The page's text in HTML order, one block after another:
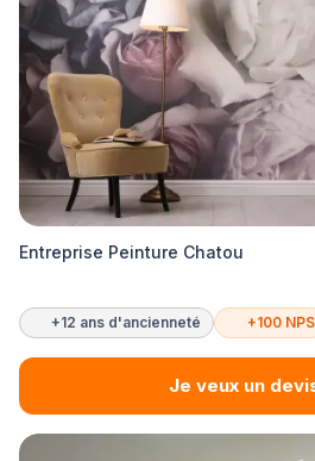
Entreprise Peinture Chatou
+12 ans d'ancienneté +100 NPS
Je veux un